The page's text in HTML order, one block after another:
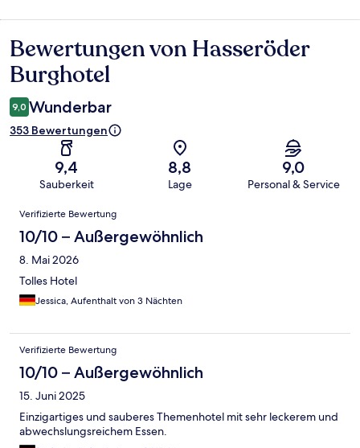
Bewertungen
Bewertungen von Hasseröder
Burghotel
9,0 Wunderbar
353 Bewertungen
9,4
Sauberkeit
8,8
Lage
9,0
Personal & Service
Bewertungen
Verifizierte Bewertung
10/10 – Außergewöhnlich
8. Mai 2026
Tolles Hotel
Jessica, Aufenthalt von 3 Nächten
Verifizierte Bewertung
10/10 – Außergewöhnlich
15. Juni 2025
Einzigartiges und sauberes Themenhotel mit sehr leckerem und
abwechslungsreichem Essen.